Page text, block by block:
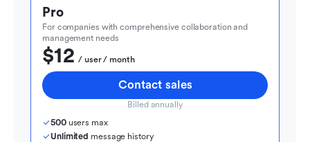
Pro
For companies with comprehensive collaboration and
management needs
$12
  / user / month
Contact sales
Billed annually
500 users max
Unlimited message history